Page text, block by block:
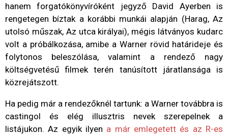
hanem forgatókönyvíróként jegyző David Ayerben is
rengetegen bíztak a korábbi munkái alapján (Harag, Az
utolsó műszak, Az utca királyai), mégis látványos kudarc
volt a próbálkozása, amibe a Warner rövid határideje és
folytonos beleszólása, valamint a rendező nagy
költségvetésű filmek terén tanúsított járatlansága is
közrejátszott.
Ha pedig már a rendezőknél tartunk: a Warner továbbra is
castingol és elég illusztris nevek szerepelnek a
listájukon. Az egyik ilyen a már emlegetett és az R-es